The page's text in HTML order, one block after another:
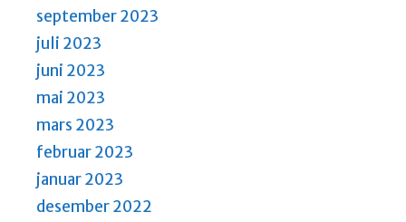
september 2023
juli 2023
juni 2023
mai 2023
mars 2023
februar 2023
januar 2023
desember 2022